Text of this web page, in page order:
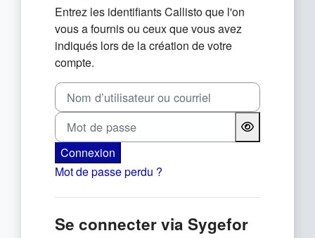
Entrez les identifiants Callisto que l'on
vous a fournis ou ceux que vous avez
indiqués lors de la création de votre
compte.
Nom d’utilisateur ou courriel
Mot de passe
Connexion
Mot de passe perdu ?
Se connecter via Sygefor